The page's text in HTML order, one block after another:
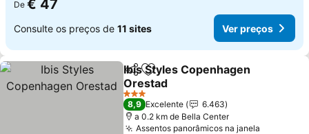
De € 47
Consulte os preços de 11 sites Ver preços
PartilharAdicionar aos favoritos
Ibis Styles Copenhagen
Orestad
3 Estrelas
8,9 Excelente
6.463
a 0.2 km de Bella Center
Assentos panorâmicos na janela